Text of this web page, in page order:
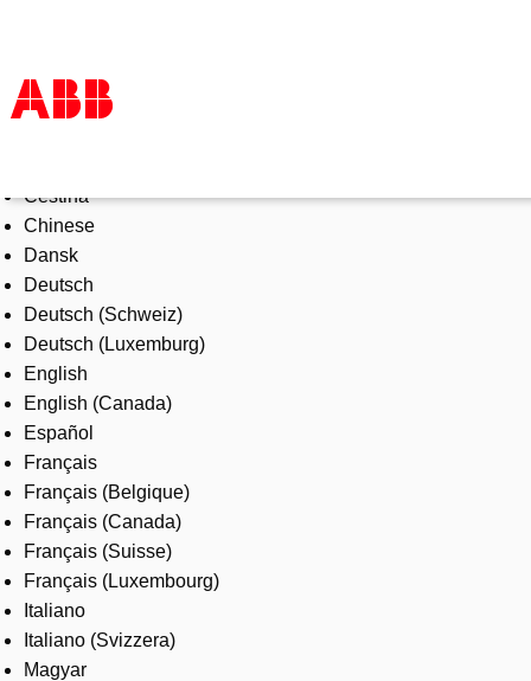
Products & Solutions
Industries
Services
About us
Where to buy
Contact us
Careers
Čeština
Chinese
Dansk
Deutsch
Deutsch (Schweiz)
Deutsch (Luxemburg)
English
English (Canada)
Español
Français
Français (Belgique)
Français (Canada)
Français (Suisse)
Français (Luxembourg)
Italiano
Italiano (Svizzera)
Magyar